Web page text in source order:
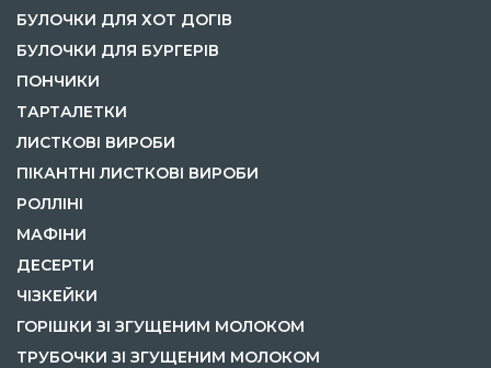
БУЛОЧКИ ДЛЯ ХОТ ДОГІВ
БУЛОЧКИ ДЛЯ БУРГЕРІВ
ПОНЧИКИ
ТАРТАЛЕТКИ
ЛИСТКОВІ ВИРОБИ
ПІКАНТНІ ЛИСТКОВІ ВИРОБИ
РОЛЛІНІ
МАФІНИ
ДЕСЕРТИ
ЧІЗКЕЙКИ
ГОРІШКИ ЗІ ЗГУЩЕНИМ МОЛОКОМ
ТРУБОЧКИ ЗІ ЗГУЩЕНИМ МОЛОКОМ